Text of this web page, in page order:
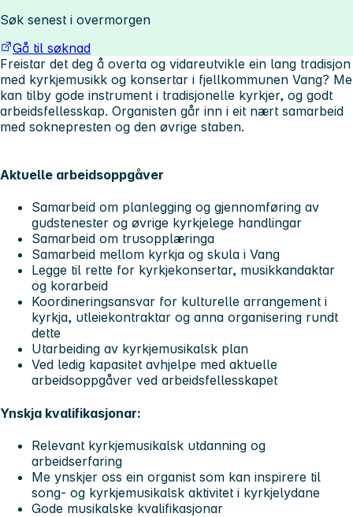
Søk senest i overmorgen
Gå til søknad
Freistar det deg å overta og vidareutvikle ein lang tradisjon
med kyrkjemusikk og konsertar i fjellkommunen Vang? Me
kan tilby gode instrument i tradisjonelle kyrkjer, og godt
arbeidsfellesskap. Organisten går inn i eit nært samarbeid
med soknepresten og den øvrige staben.
Aktuelle arbeidsoppgåver
Samarbeid om planlegging og gjennomføring av
gudstenester og øvrige kyrkjelege handlingar
Samarbeid om trusopplæringa
Samarbeid mellom kyrkja og skula i Vang
Legge til rette for kyrkjekonsertar, musikkandaktar
og korarbeid
Koordineringsansvar for kulturelle arrangement i
kyrkja, utleiekontraktar og anna organisering rundt
dette
Utarbeiding av kyrkjemusikalsk plan
Ved ledig kapasitet avhjelpe med aktuelle
arbeidsoppgåver ved arbeidsfellesskapet
Ynskja kvalifikasjonar:
Relevant kyrkjemusikalsk utdanning og
arbeidserfaring
Me ynskjer oss ein organist som kan inspirere til
song- og kyrkjemusikalsk aktivitet i kyrkjelydane
Gode musikalske kvalifikasjonar